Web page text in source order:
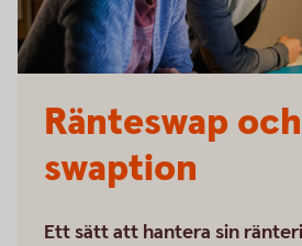
Ränteswap och
swaption
Ett sätt att hantera sin